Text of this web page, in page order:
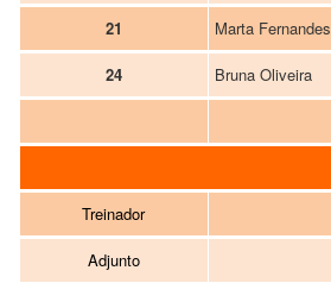
Base/Extremo
21 Marta Fernandes
24 Bruna Oliveira
Treinador
Adjunto